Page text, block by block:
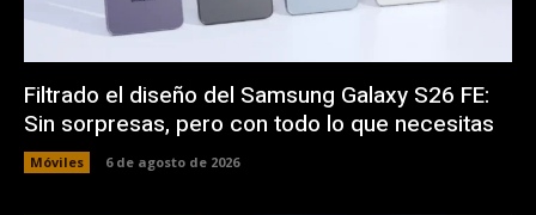
Filtrado el diseño del Samsung Galaxy S26 FE:
Sin sorpresas, pero con todo lo que necesitas
Móviles 6 de agosto de 2026